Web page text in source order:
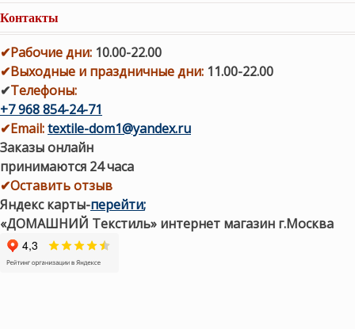
Контакты
✔Рабочие дни: 10.00-22.00
✔Выходные и праздничные дни: 11.00-22.00
✔Телефоны:
+7 968 854-24-71
✔Email:textile-dom1@yandex.ru
Заказы онлайн
принимаются 24 часа
✔Оставить отзыв
Яндекс карты-перейти;
«ДОМАШНИЙ Текстиль» интернет магазин г.Москва